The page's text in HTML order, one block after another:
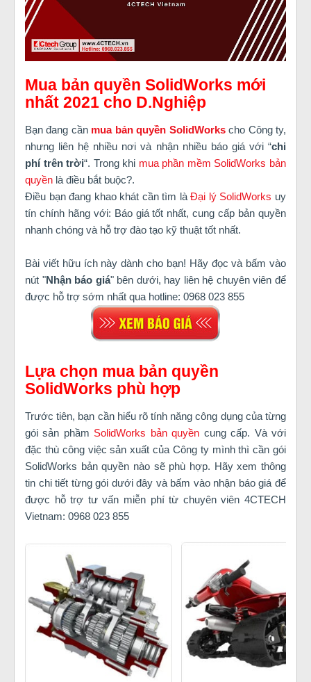
Mua bản quyền SolidWorks mới
nhất 2021 cho D.Nghiệp
Bạn đang cần mua bản quyền SolidWorkscho Công ty,
nhưng liên hệ nhiều nơi và nhận nhiều báo giá với “chi
phí trên trời“. Trong khi mua phần mềm SolidWorks bản
quyền là điều bắt buộc?.
Điều bạn đang khao khát cần tìm làĐại lý SolidWorks uy
tín chính hãng với: Báo giá tốt nhất, cung cấp bản quyền
nhanh chóng và hỗ trợ đào tạo kỹ thuật tốt nhất.
Bài viết hữu ích này dành cho bạn! Hãy đọc và bấm vào
nút "Nhận báo giá" bên dưới, hay liên hệ chuyên viên để
được hỗ trợ sớm nhất qua hotline: 0968 023 855
Lựa chọn mua bản quyền
SolidWorks phù hợp
Trước tiên, bạn cần hiểu rõ tính năng công dụng của từng
gói sản phầm SolidWorks bản quyền cung cấp. Và với
đặc thù công việc sản xuất của Công ty mình thì cần gói
SolidWorks bản quyền nào sẽ phù hợp. Hãy xem thông
tin chi tiết từng gói dưới đây và bấm vào nhận báo giá để
được hỗ trợ tư vấn miễn phí từ chuyên viên 4CTECH
Vietnam: 0968 023 855